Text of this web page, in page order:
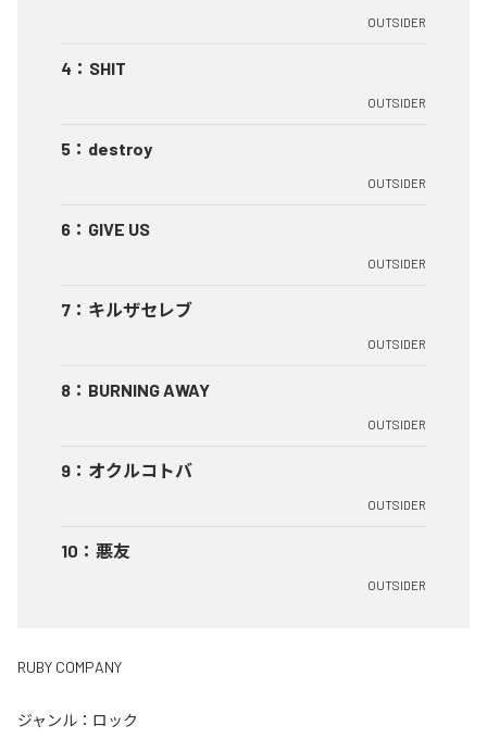
OUTSIDER
4 ： SHIT
OUTSIDER
5 ： destroy
OUTSIDER
6 ： GIVE US
OUTSIDER
7 ： キルザセレブ
OUTSIDER
8 ： BURNING AWAY
OUTSIDER
9 ： オクルコトバ
OUTSIDER
10 ： 悪友
OUTSIDER
RUBY COMPANY
ジャンル： ロック